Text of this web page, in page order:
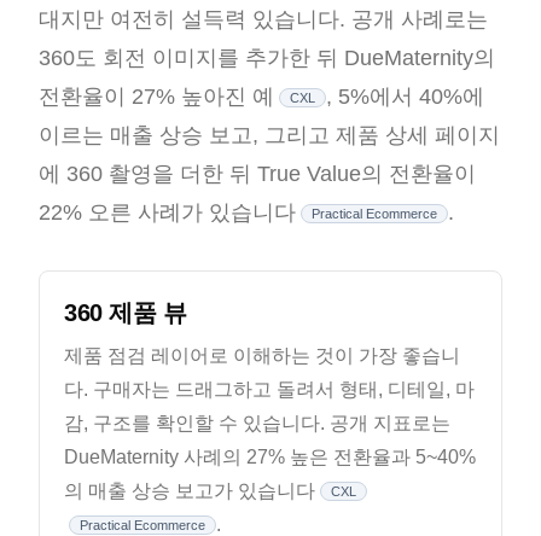
대지만 여전히 설득력 있습니다. 공개 사례로는
360도 회전 이미지를 추가한 뒤 DueMaternity의
전환율이 27% 높아진 예
CXL
, 5%에서 40%에
이르는 매출 상승 보고, 그리고 제품 상세 페이지
에 360 촬영을 더한 뒤 True Value의 전환율이
22% 오른 사례가 있습니다
Practical Ecommerce .
360 제품 뷰
제품 점검 레이어로 이해하는 것이 가장 좋습니
다. 구매자는 드래그하고 돌려서 형태, 디테일, 마
감, 구조를 확인할 수 있습니다. 공개 지표로는
DueMaternity 사례의 27% 높은 전환율과 5~40%
의 매출 상승 보고가 있습니다
CXL
Practical Ecommerce .